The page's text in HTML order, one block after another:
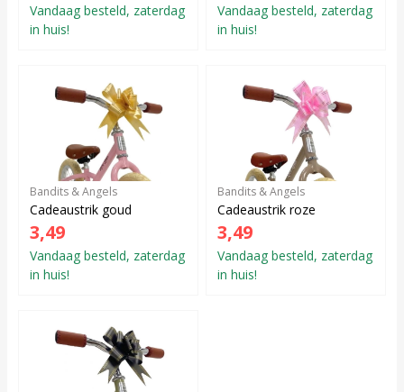
Vandaag besteld, zaterdag
in huis!
Vandaag besteld, zaterdag
in huis!
Bandits & Angels
Cadeaustrik goud
3,49
Vandaag besteld, zaterdag
in huis!
Bandits & Angels
Cadeaustrik roze
3,49
Vandaag besteld, zaterdag
in huis!